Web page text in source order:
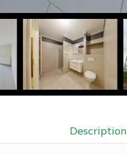
Description